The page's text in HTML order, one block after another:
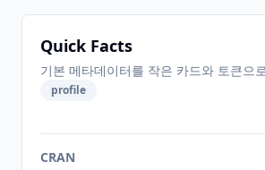
Quick Facts
기본 메타데이터를 작은 카드와 토큰으
profile
CRAN